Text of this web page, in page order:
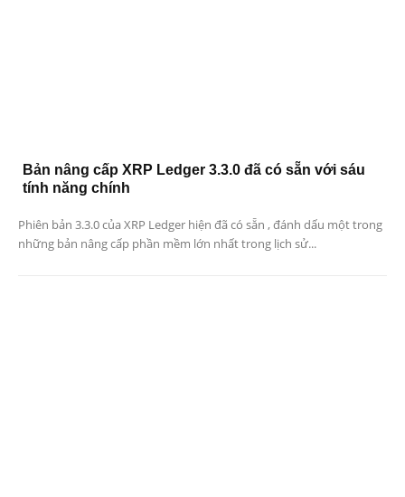
Bản nâng cấp XRP Ledger 3.3.0 đã có sẵn với sáu
tính năng chính
Phiên bản 3.3.0 của XRP Ledger hiện đã có sẵn , đánh dấu một trong
những bản nâng cấp phần mềm lớn nhất trong lịch sử...